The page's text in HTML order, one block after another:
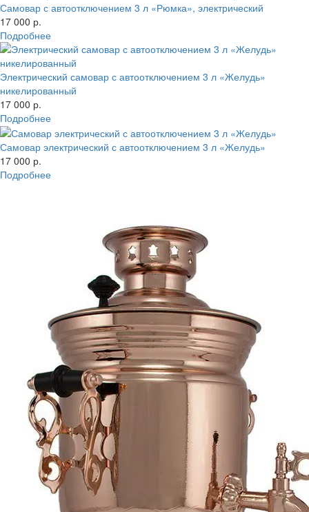
Самовар с автоотключением 3 л «Рюмка», электрический
17 000 р.
Подробнее
Электрический самовар с автоотключением 3 л «Желудь»
никелированный
17 000 р.
Подробнее
Самовар электрический с автоотключением 3 л «Желудь»
17 000 р.
Подробнее